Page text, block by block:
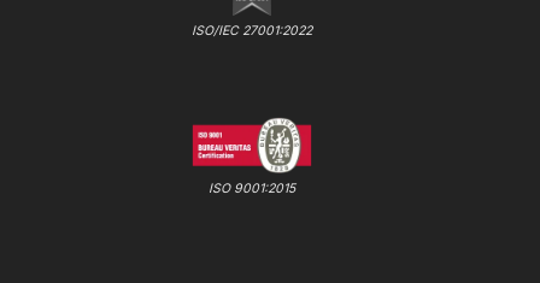
ISO/IEC 27001:2022
ISO 9001:2015